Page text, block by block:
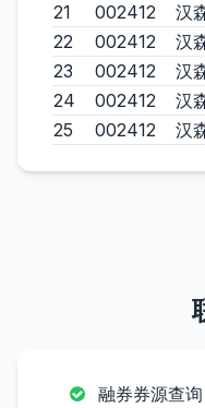
21
002412 汉
22
002412 汉
23
002412 汉
24
002412 汉
25
002412 汉
融券券源查询